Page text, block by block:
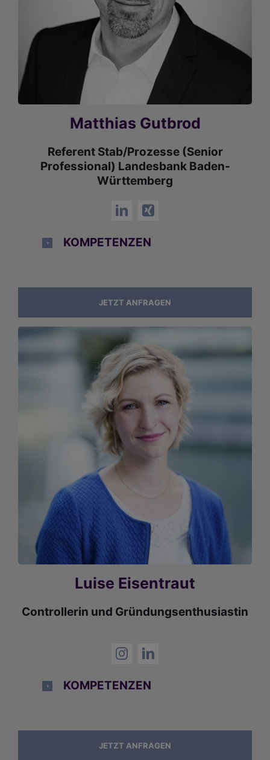
Matthias Gutbrod
Referent Stab/Prozesse (Senior
Professional) Landesbank Baden-
Württemberg
KOMPETENZEN
JETZT ANFRAGEN
Luise Eisentraut
Controllerin und Gründungsenthusiastin
KOMPETENZEN
JETZT ANFRAGEN